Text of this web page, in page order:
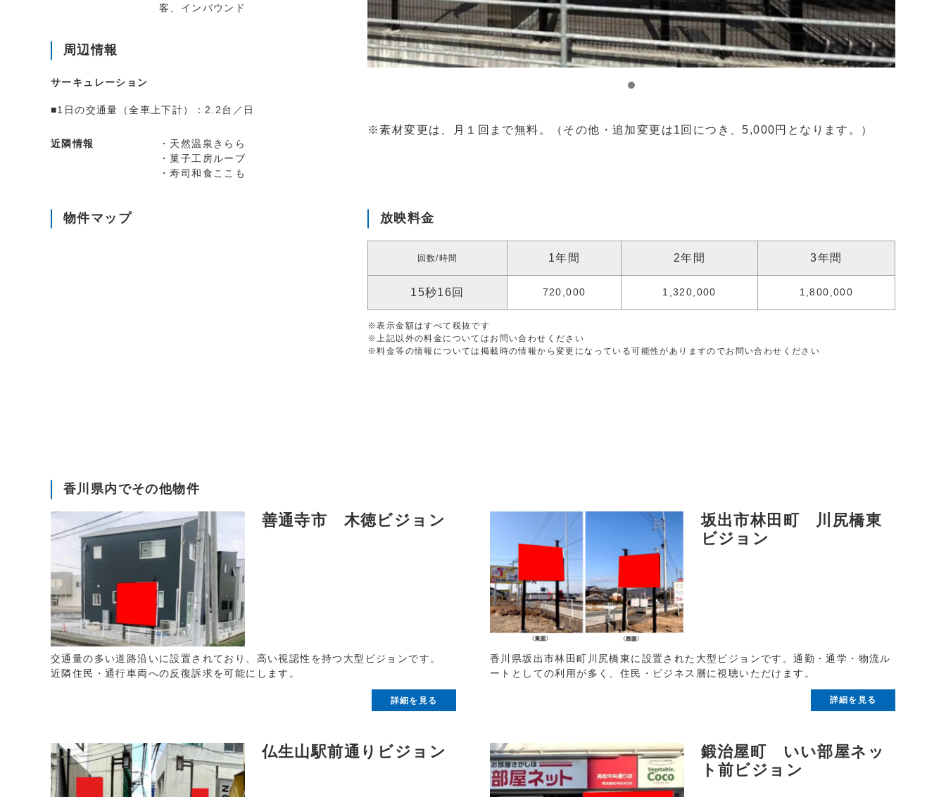
客、インバウンド
周辺情報
サーキュレーション
■1日の交通量（全車上下計）：2.2台／日
近隣情報
・天然温泉きらら
・菓子工房ルーブ
・寿司和食ここも
※素材変更は、月１回まで無料。（その他・追加変更は1回につき、5,000円となります。）
物件マップ 放映料金
回数/時間 1年間 2年間 3年間
15秒16回 720,000 1,320,000 1,800,000
※表示金額はすべて税抜です
※上記以外の料金についてはお問い合わせください
※料金等の情報については掲載時の情報から変更になっている可能性がありますのでお問い合わせください
香川県内でその他物件
善通寺市 木徳ビジョン
交通量の多い道路沿いに設置されており、高い視認性を持つ大型ビジョンです。
近隣住民・通行車両への反復訴求を可能にします。
詳細を見る
坂出市林田町 川尻橋東
ビジョン
香川県坂出市林田町川尻橋東に設置された大型ビジョンです。通勤・通学・物流ル
ートとしての利用が多く、住民・ビジネス層に視聴いただけます。
詳細を見る
仏生山駅前通りビジョン
鍛治屋町 いい部屋ネッ
ト前ビジョン